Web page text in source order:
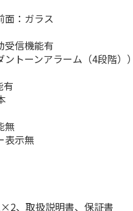
：ガラス
信機能有
トーンアラーム（4段階））
有
無
表示無
、取扱説明書、保証書